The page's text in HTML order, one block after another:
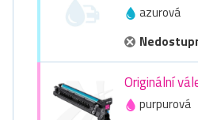
azurová
Originální
purpurová